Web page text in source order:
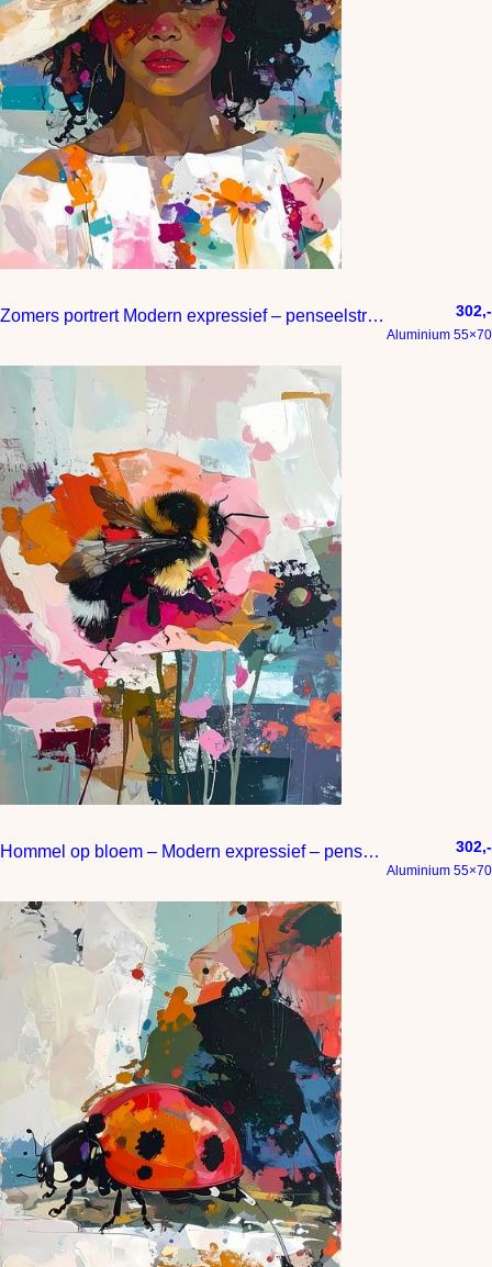
Zomers portrert Modern expressief – penseelstreken en abstracte kleurige vlakken 302,-
Aluminium 55×70
Hommel op bloem – Modern expressief – penseelstreken en abstracte kleurige vlakken 302,-
Aluminium 55×70